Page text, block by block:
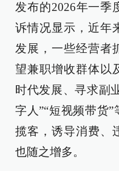
发布的2026年一季
诉情况显示，近年
发展，一些经营者
望兼职增收群体以
时代发展、寻求副
字人”“短视频带货
揽客，诱导消费、
也随之增多。